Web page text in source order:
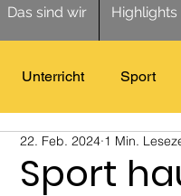
Das sind wir Highlights
Unterricht Sport
Sport
22. Feb. 2024 1 Min.